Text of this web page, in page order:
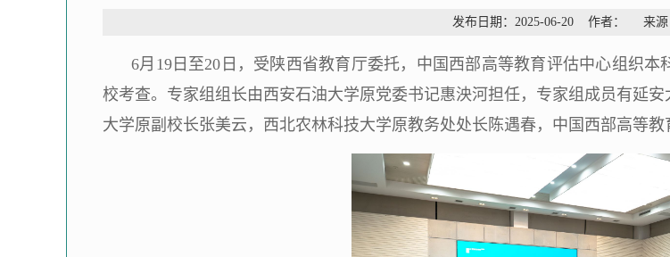
发布日期：2025-06-20 作者： 来
6月19日至20日，受陕西省教育厅委托，中国西部高等教育评估中心组织
校考查。专家组组长由西安石油大学原党委书记惠泱河担任，专家组成员有延
大学原副校长张美云，西北农林科技大学原教务处处长陈遇春，中国西部高等教